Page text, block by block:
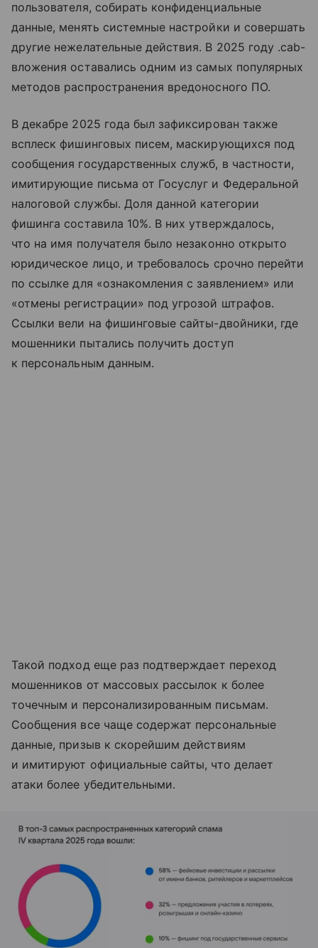
пользователя, собирать конфиденциальные
данные, менять системные настройки и совершать
другие нежелательные действия. В 2025 году .cab-
вложения оставались одним из самых популярных
методов распространения вредоносного ПО.
В декабре 2025 года был зафиксирован также
всплеск фишинговых писем, маскирующихся под
сообщения государственных служб, в частности,
имитирующие письма от Госуслуг и Федеральной
налоговой службы. Доля данной категории
фишинга составила 10%. В них утверждалось,
что на имя получателя было незаконно открыто
юридическое лицо, и требовалось срочно перейти
по ссылке для «ознакомления с заявлением» или
«отмены регистрации» под угрозой штрафов.
Ссылки вели на фишинговые сайты-двойники, где
мошенники пытались получить доступ
к персональным данным.
Такой подход еще раз подтверждает переход
мошенников от массовых рассылок к более
точечным и персонализированным письмам.
Сообщения все чаще содержат персональные
данные, призыв к скорейшим действиям
и имитируют официальные сайты, что делает
атаки более убедительными.